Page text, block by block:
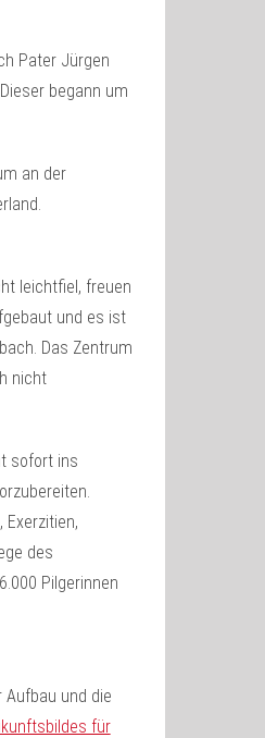
Pater Jürgen
begann um
an der
leichtfiel, freuen
und es ist
Das Zentrum
nicht
sofort ins
des
Pilgerinnen
und die
für